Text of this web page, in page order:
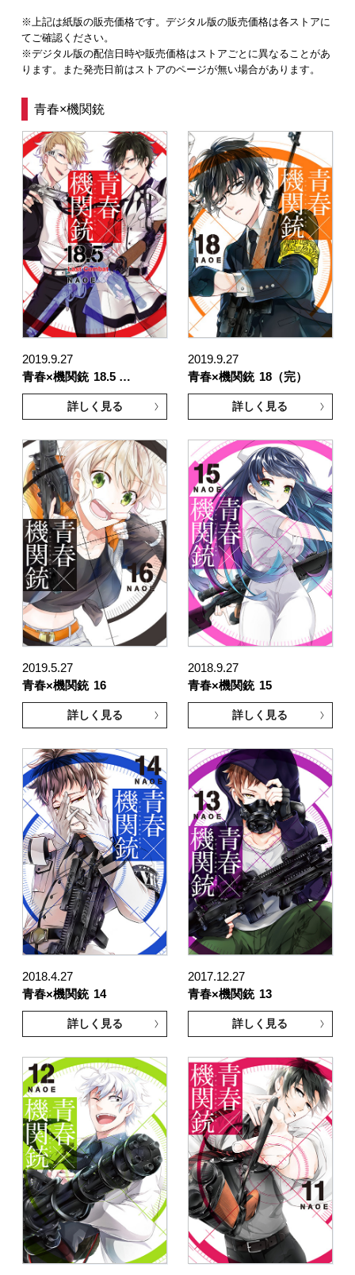
※上記は紙版の販売価格です。デジタル版の販売価格は各ストアに
てご確認ください。
※デジタル版の配信日時や販売価格はストアごとに異なることがあ
ります。また発売日前はストアのページが無い場合があります。
青春×機関銃
2019.9.27
青春×機関銃 18.5 …
詳しく見る
2019.9.27
青春×機関銃 18（完）
詳しく見る
2019.5.27
青春×機関銃 16
詳しく見る
2018.9.27
青春×機関銃 15
詳しく見る
2018.4.27
青春×機関銃 14
詳しく見る
2017.12.27
青春×機関銃 13
詳しく見る